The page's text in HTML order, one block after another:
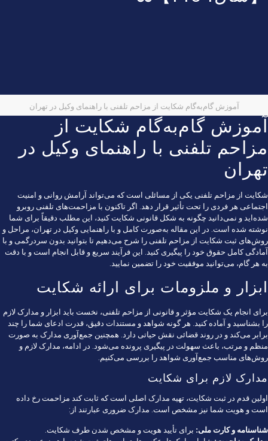
آموزش گام‌به‌گام شکایت از مزاحم تلفنی با راهنمای وکیل در تهران
آموزش گام‌به‌گام شکایت از
مزاحم تلفنی با راهنمای وکیل در
تهران
شکایت از مزاحم تلفنی یکی از مسائلی است که می‌تواند آرامش روانی و امنیت
اجتماعی هر فردی را تحت تأثیر قرار دهد. اگر تاکنون با مزاحمت‌های تلفنی روبرو
شده‌اید و نمی‌دانید چگونه به شکل قانونی شکایت کنید، این مطلب دقیقاً برای شما
نوشته شده است. در این مقاله به‌صورت کامل و با راهنمایی وکیل در تهران، مراحل و
روش‌های ثبت شکایت از مزاحم تلفنی را شرح می‌دهیم تا بتوانید بدون سردرگمی و با
آمادگی کامل حقوق خود را پیگیری کنید. این فرآیند سریع و قابل انجام است و با دقت
به هر گام، می‌توانید موفقیت خود را تضمین نمایید.
ابزار و ملزومات برای ارائه شکایت
برای انجام یک شکایت مؤثر و قانونی از مزاحم تلفنی، نخست باید ابزار و مدارک لازم
را بشناسید و آماده کنید. هر گونه شواهد و مستندات دقیق، قدرت ادعای شما را چند
برابر می‌کند و در روند قضائی نقش حیاتی دارد. همچنین جمع‌آوری مدارک به صورت
منظم و مرتب، باعث سهولت در پیگیری پرونده می‌شود. در ادامه، مدارک لازم و
روش‌های مناسب جمع‌آوری شواهد را بررسی می‌کنیم.
مدارک لازم برای شکایت
اولین قدم در ثبت شکایت، تهیه مدارک اصلی است که ثابت کند مزاحمت رخ داده
است و هویت شما نیز مشخص است. مدارک ضروری عبارتند از:
شناسنامه و کارت ملی: برای تأیید هویت و مشخص شدن طرف شکایت.